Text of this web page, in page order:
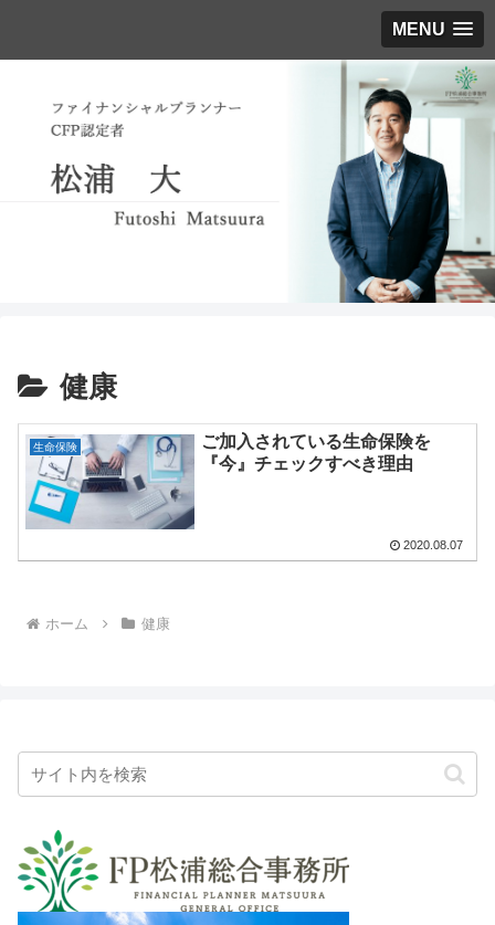
MENU
健康
生命保険
ご加入されている生命保険を
『今』チェックすべき理由
2020.08.07
ホーム 健康